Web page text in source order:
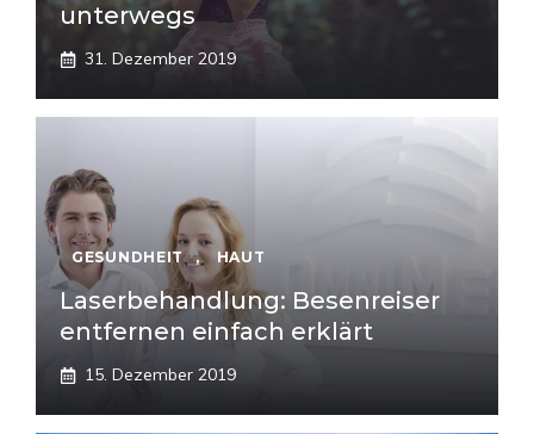
unterwegs
31. Dezember 2019
GESUNDHEIT , HAUT
Laserbehandlung: Besenreiser
entfernen einfach erklärt
15. Dezember 2019